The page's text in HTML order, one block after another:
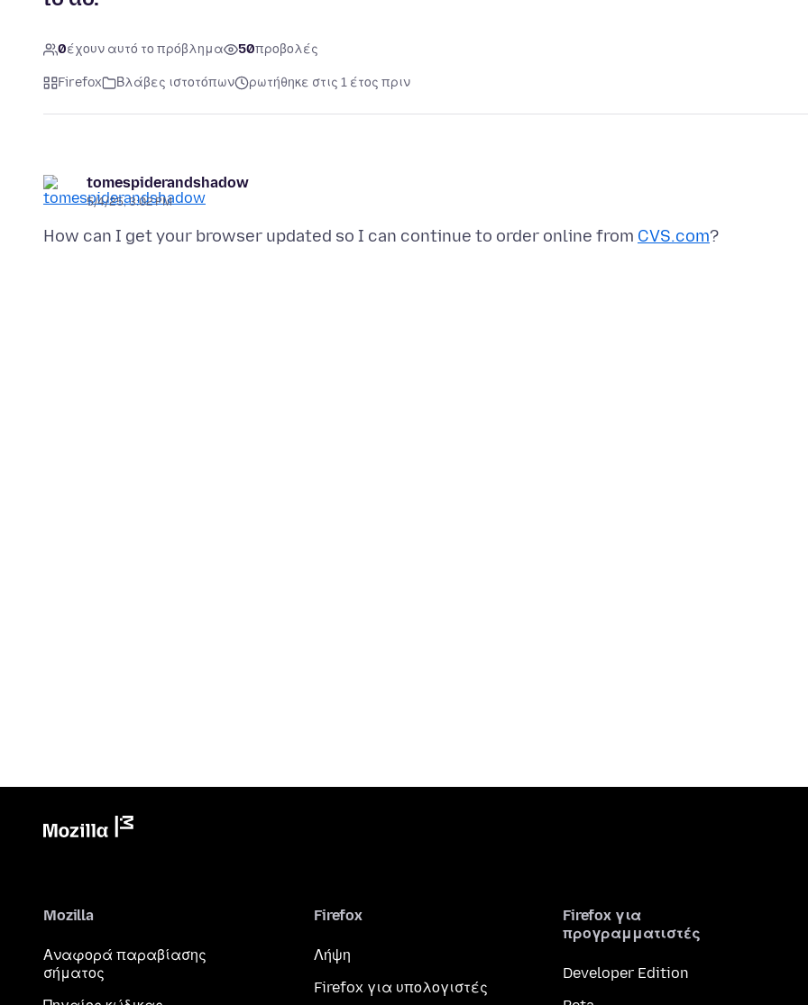
0έχουν αυτό το πρόβλημα 50προβολές
Firefox Βλάβες ιστοτόπων ρωτήθηκε στις 1 έτος πριν
tomespiderandshadow
5/4/25, 3:02 PM
How can I get your browser updated so I can continue to order online from CVS.com
Mozilla
Αναφορά παραβίασης
σήματος
Firefox
Λήψη
Firefox για υπολογιστές
Firefox για
προγραμματιστές
Developer Edition